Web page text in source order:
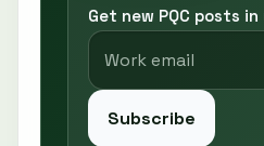
Get new PQC posts
Subscribe